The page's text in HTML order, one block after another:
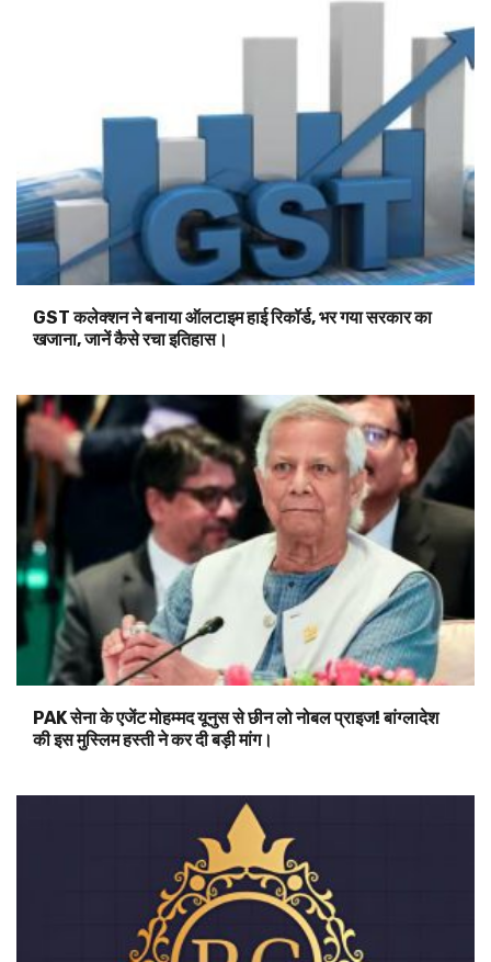
GST कलेक्शन ने बनाया ऑलटाइम हाई रिकॉर्ड, भर गया सरकार का
खजाना, जानें कैसे रचा इतिहास।
PAK सेना के एजेंट मोहम्मद यूनुस से छीन लो नोबल प्राइज! बांग्लादेश
की इस मुस्लिम हस्ती ने कर दी बड़ी मांग।